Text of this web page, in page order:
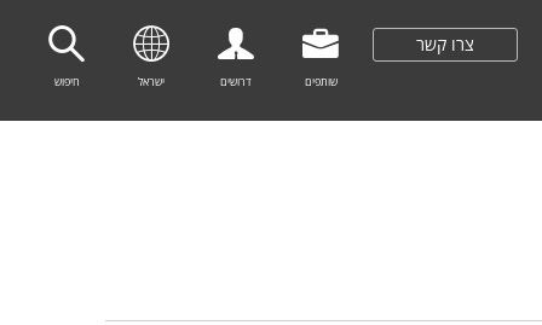
צרו קשר
שותפים דרושים ישראל חיפוש